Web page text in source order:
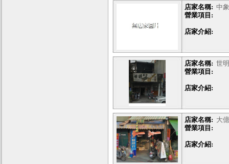
公
1.
3.
輔
6.
店家名稱: 中
營業項目:
店家介紹:
店家名稱: 世
營業項目:
店家介紹:
店家名稱: 大
營業項目:
店家介紹: